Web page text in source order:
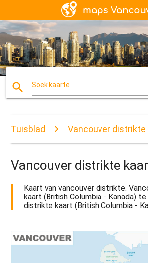
search Soek kaarte
Tuisblad Vancouver distrikte
Vancouver distrikte
Kaart van vancouver distrikte.
kaart (British Columbia - Kanada)
distrikte kaart (British Columbia -